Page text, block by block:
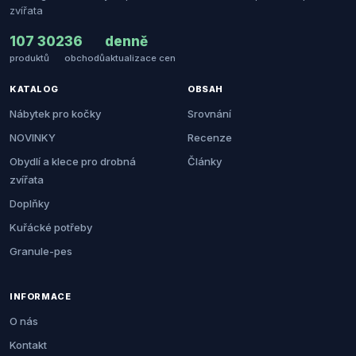
zvířata
107 302
produktů
36
obchodů
denně
aktualizace cen
KATALOG
Nábytek pro kočky
NOVINKY
Obydlí a klece pro drobná
zvířata
Doplňky
Kuřácké potřeby
Granule-pes
OBSAH
Srovnání
Recenze
Články
INFORMACE
O nás
Kontakt